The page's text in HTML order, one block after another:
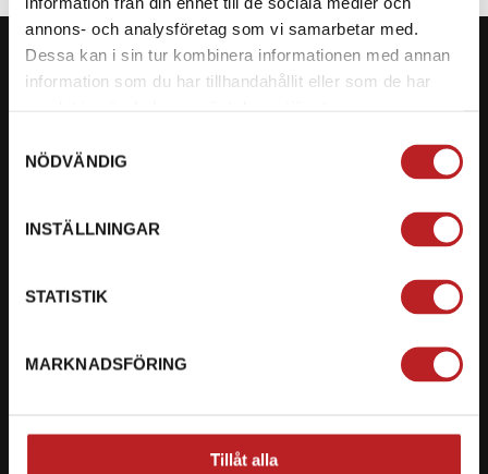
annons- och analysföretag som vi samarbetar med.
Dessa kan i sin tur kombinera informationen med annan
information som du har tillhandahållit eller som de har
NÖDVÄNDIG
INSTÄLLNINGAR
STATISTIK
MARKNADSFÖRING
Tillåt alla
Org. nummer: 5566689278
Ryckepungsvägen 3, 79177 Falun
Vi erbjuder flera olika betalsätt. Dina köp är alltid